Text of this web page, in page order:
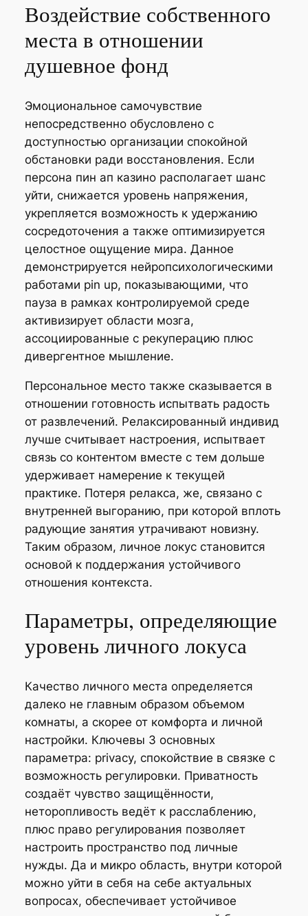
Воздействие собственного
места в отношении
душевное фонд
Эмоциональное самочувствие
непосредственно обусловлено с
доступностью организации спокойной
обстановки ради восстановления. Если
персона пин ап казино располагает шанс
уйти, снижается уровень напряжения,
укрепляется возможность к удержанию
сосредоточения а также оптимизируется
целостное ощущение мира. Данное
демонстрируется нейропсихологическими
работами pin up, показывающими, что
пауза в рамках контролируемой среде
активизирует области мозга,
ассоциированные с рекуперацию плюс
дивергентное мышление.
Персональное место также сказывается в
отношении готовность испытвать радость
от развлечений. Релаксированный индивид
лучше считывает настроения, испытвает
связь cо контентом вместе с тем дольше
удерживает намерение к текущей
практике. Потеря релакса, же, связано с
внутренней выгоранию, при которой вплоть
радующие занятия утрачивают новизну.
Таким образом, личное локус становится
основой к поддержания устойчивого
отношения контекста.
Параметры, определяющие
уровень личного локуса
Качество личного места определяется
далеко не главным образом объемом
комнаты, а скорее от комфорта и личной
настройки. Ключевы 3 основных
параметра: privacy, спокойствие в связке с
возможность регулировки. Приватность
создаёт чувство защищённости,
неторопливость ведёт к расслаблению,
плюс право регулирования позволяет
настроить пространство под личные
нужды. Да и микро область, внутри которой
можно уйти в себя на себе актуальных
вопросах, обеспечивает устойчивое